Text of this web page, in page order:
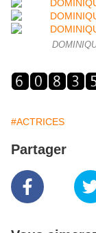
#ACTRICES
Partager